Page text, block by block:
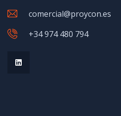
comercial@proycon.es
+34 974 480 794